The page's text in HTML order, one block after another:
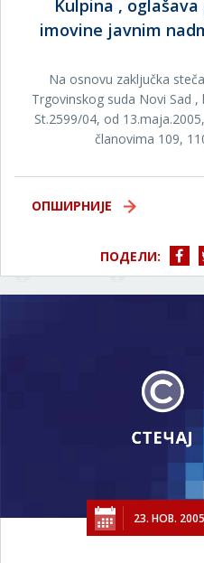
Kulpina ,
imovine javnim
Na osnovu zaključka
Trgovinskog suda Novi Sad
St.2599/04, od
članovima 109,
ОПШИРНИЈЕ
ПОДЕЛИ:
23. НОВ.